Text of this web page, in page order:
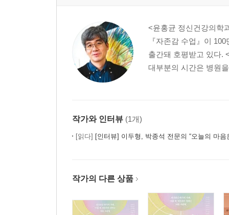
<윤홍균 정신건강의학
『자존감 수업』이
출간돼 호평받고 있다.
대부분의 시간은 병원
작가와 인터뷰 (1개)
[읽다] [인터뷰] 이두형, 박종석 전문의 “오늘의 마음은
작가의 다른 상품